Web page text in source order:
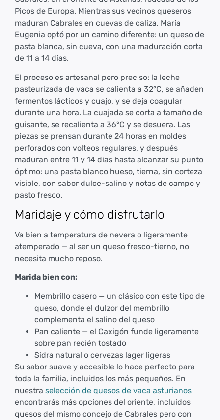
Picos de Europa. Mientras sus vecinos queseros
maduran Cabrales en cuevas de caliza, María
Eugenia optó por un camino diferente: un queso de
pasta blanca, sin cueva, con una maduración corta
de 11 a 14 días.
El proceso es artesanal pero preciso: la leche
pasteurizada de vaca se calienta a 32°C, se añaden
fermentos lácticos y cuajo, y se deja coagular
durante una hora. La cuajada se corta a tamaño de
guisante, se recalienta a 36°C y se desuera. Las
piezas se prensan durante 24 horas en moldes
perforados con volteos regulares, y después
maduran entre 11 y 14 días hasta alcanzar su punto
óptimo: una pasta blanco hueso, tierna, sin corteza
visible, con sabor dulce-salino y notas de campo y
pasto fresco.
Maridaje y cómo disfrutarlo
Va bien a temperatura de nevera o ligeramente
atemperado — al ser un queso fresco-tierno, no
necesita mucho reposo.
Marida bien con:
Membrillo casero — un clásico con este tipo de
queso, donde el dulzor del membrillo
complementa el salino del queso
Pan caliente — el Caxigón funde ligeramente
sobre pan recién tostado
Sidra natural o cervezas lager ligeras
Su sabor suave y accesible lo hace perfecto para
toda la familia, incluidos los más pequeños. En
nuestra selección de quesos de vaca asturianos
encontrarás más opciones del oriente, incluidos
quesos del mismo concejo de Cabrales pero con